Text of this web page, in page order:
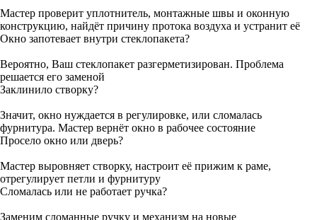
Мастер проверит уплотнитель, монтажные швы и оконную
конструкцию, найдёт причину протока воздуха и устранит её
Окно запотевает внутри стеклопакета?
Вероятно, Ваш стеклопакет разгерметизирован. Проблема
решается его заменой
Заклинило створку?
Значит, окно нуждается в регулировке, или сломалась
фурнитура. Мастер вернёт окно в рабочее состояние
Просело окно или дверь?
Мастер выровняет створку, настроит её прижим к раме,
отрегулирует петли и фурнитуру
Сломалась или не работает ручка?
Заменим сломанные ручку и механизм на новые